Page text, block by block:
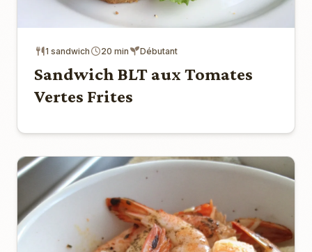
1 sandwich 20 min Débutant
Sandwich BLT aux Tomates
Vertes Frites